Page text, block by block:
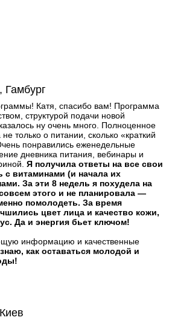
Гамбург
Катя, спасибо вам! Программа
структурой подачи новой
ну очень много. Полноценное
только о питании, сколько «краткий
понравились еженедельные
дневника питания, вебинары и
Я получила ответы на все свои
с витаминами (и начала их
За эти 8 недель я похудела на
этого и не планировала —
помолодеть. За время
цвет лица и качество кожи,
Да и энергия бьет ключом!
информацию и качественные
как оставаться молодой и